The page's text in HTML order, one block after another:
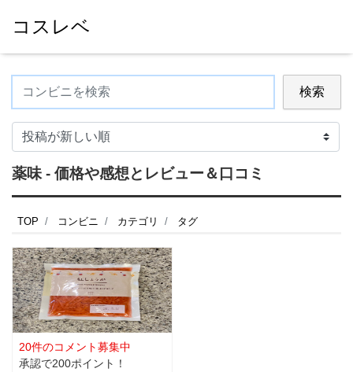
コスレベ
検索
薬味 - 価格や感想とレビュー＆口コミ
TOP コンビニ カテゴリ タグ
20件のコメント募集中
承認で200ポイント！